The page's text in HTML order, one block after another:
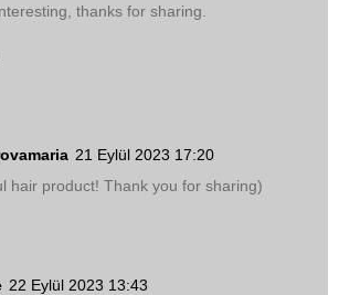
thanks for sharing.
21 Eylül 2023 17:20
hair product! Thank you for sharing)
22 Eylül 2023 13:43